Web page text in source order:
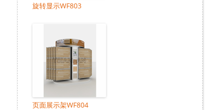
旋转显示WF803
页面展示架WF804